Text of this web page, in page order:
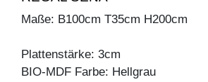
Maße: B100cm T35cm H200cm
Plattenstärke: 3cm
BIO-MDF Farbe: Hellgrau